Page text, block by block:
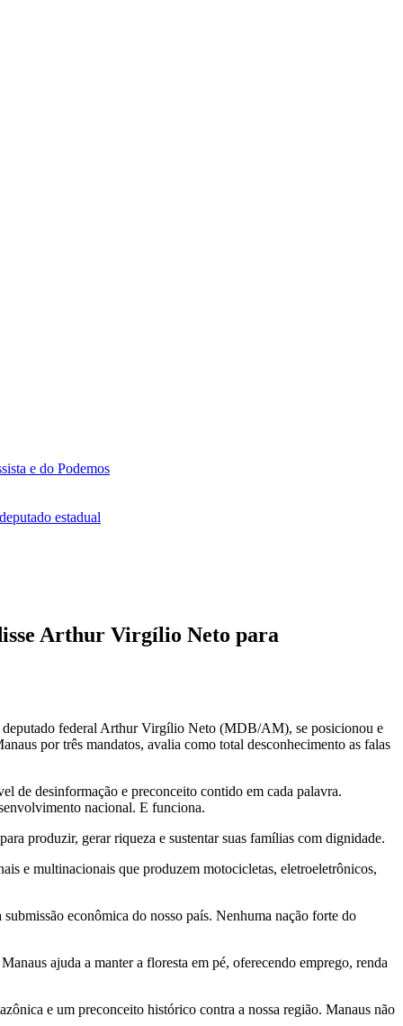
e do Podemos
estadual
Arthur Virgílio Neto para
deputado federal Arthur Virgílio Neto (MDB/AM), se posicionou e
por três mandatos, avalia como total desconhecimento as falas
de desinformação e preconceito contido em cada palavra.
nacional. E funciona.
produzir, gerar riqueza e sustentar suas famílias com dignidade.
e multinacionais que produzem motocicletas, eletroeletrônicos,
econômica do nosso país. Nenhuma nação forte do
ajuda a manter a floresta em pé, oferecendo emprego, renda
e um preconceito histórico contra a nossa região. Manaus não